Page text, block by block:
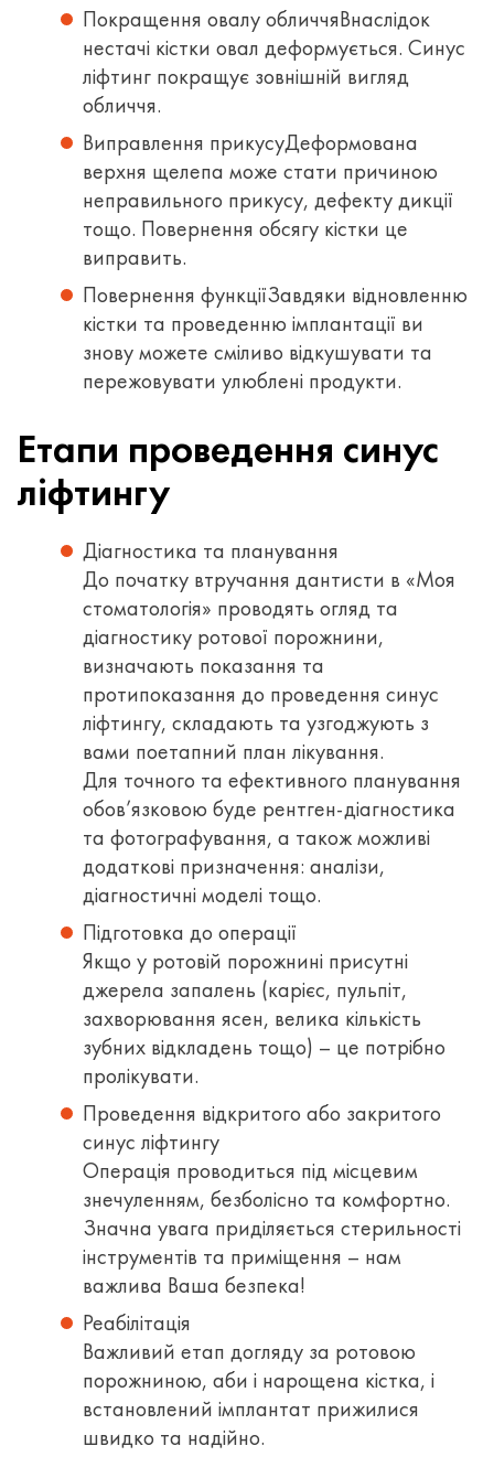
Покращення овалу обличчяВнаслідок
нестачі кістки овал деформується. Синус
ліфтинг покращує зовнішній вигляд
обличчя.
Виправлення прикусуДеформована
верхня щелепа може стати причиною
неправильного прикусу, дефекту дикції
тощо. Повернення обсягу кістки це
виправить.
Повернення функціїЗавдяки відновленню
кістки та проведенню імплантації ви
знову можете сміливо відкушувати та
пережовувати улюблені продукти.
Етапи проведення синус
ліфтингу
Діагностика та планування
До початку втручання дантисти в «Моя
стоматологія» проводять огляд та
діагностику ротової порожнини,
визначають показання та
протипоказання до проведення синус
ліфтингу, складають та узгоджують з
вами поетапний план лікування.
Для точного та ефективного планування
обов’язковою буде рентген-діагностика
та фотографування, а також можливі
додаткові призначення: аналізи,
діагностичні моделі тощо.
Підготовка до операції
Якщо у ротовій порожнині присутні
джерела запалень (карієс, пульпіт,
захворювання ясен, велика кількість
зубних відкладень тощо) – це потрібно
пролікувати.
Проведення відкритого або закритого
синус ліфтингу
Операція проводиться під місцевим
знечуленням, безболісно та комфортно.
Значна увага приділяється стерильності
інструментів та приміщення – нам
важлива Ваша безпека!
Реабілітація
Важливий етап догляду за ротовою
порожниною, аби і нарощена кістка, і
встановлений імплантат прижилися
швидко та надійно.